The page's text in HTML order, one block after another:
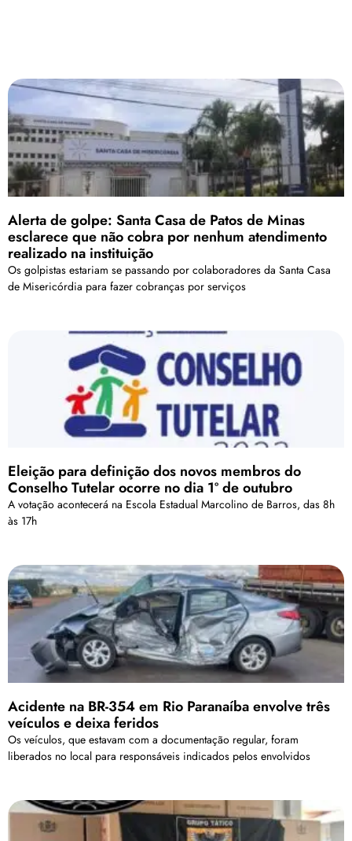
Alerta de golpe: Santa Casa de Patos de Minas
esclarece que não cobra por nenhum atendimento
realizado na instituição
Os golpistas estariam se passando por colaboradores da Santa Casa
de Misericórdia para fazer cobranças por serviços
Eleição para definição dos novos membros do
Conselho Tutelar ocorre no dia 1º de outubro
A votação acontecerá na Escola Estadual Marcolino de Barros, das 8h
às 17h
Acidente na BR-354 em Rio Paranaíba envolve três
veículos e deixa feridos
Os veículos, que estavam com a documentação regular, foram
liberados no local para responsáveis indicados pelos envolvidos